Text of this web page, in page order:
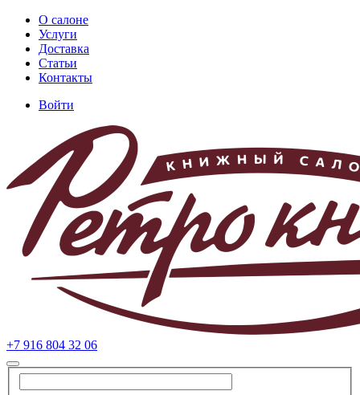
Перейти
основному
содержанию
Основная
навигация
О салоне
Услуги
Доставка
Статьи
Контакты
учётной
записи
пользователя
Войти
+7 916 804 32 06